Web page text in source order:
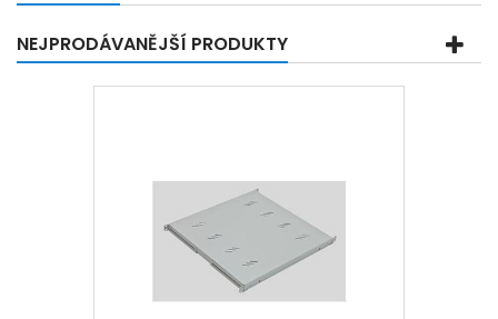
NEJPRODÁVANĚJŠÍ PRODUKTY